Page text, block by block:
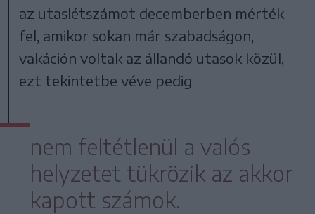
az utaslétszámot decemberben mérték
fel, amikor sokan már szabadságon,
vakáción voltak az állandó utasok közül,
ezt tekintetbe véve pedig
nem feltétlenül a valós
helyzetet tükrözik az akkor
kapott számok.